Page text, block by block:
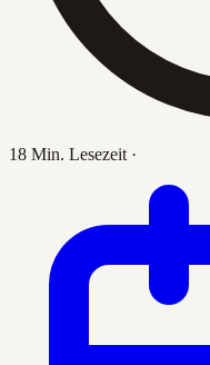
18 Min. Lesezeit ·